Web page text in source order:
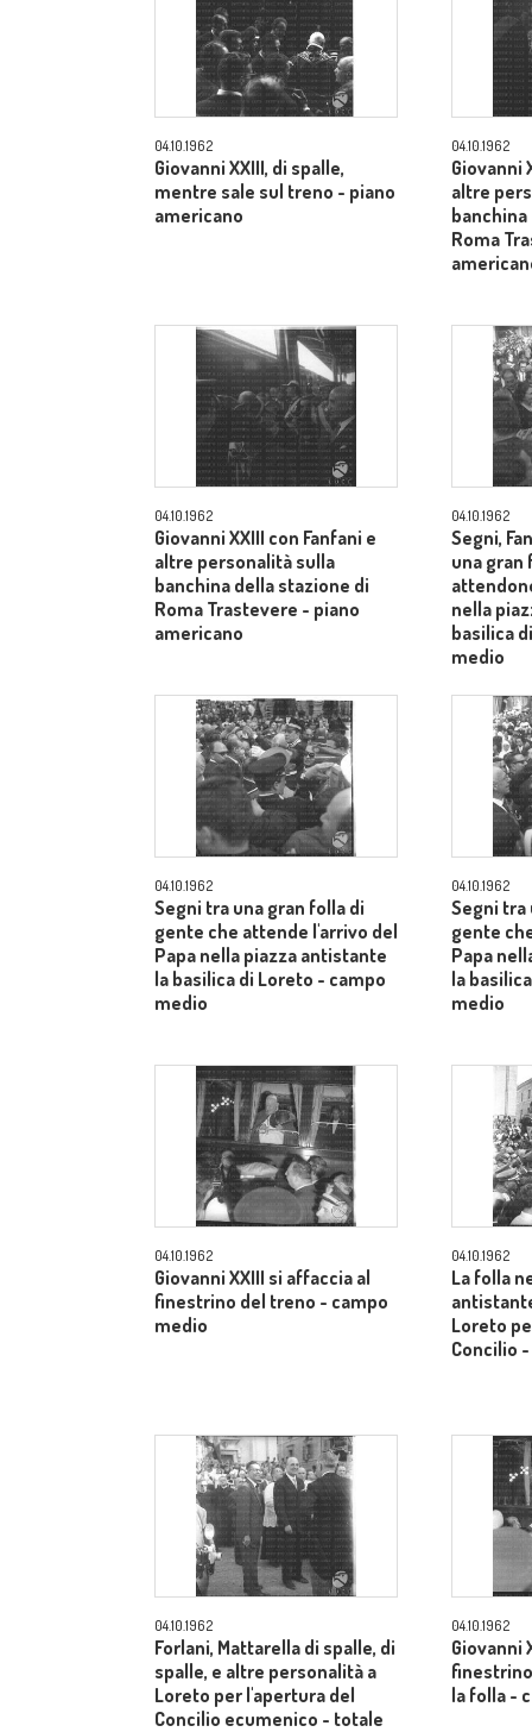
04.10.1962
Giovanni XXIII, di spalle,
mentre sale sul treno - piano
americano
04.10.1962
Giovanni
altre
Roma
04.10.1962
Giovanni XXIII con Fanfani e
altre personalità sulla
banchina della stazione di
Roma Trastevere - piano
americano
04.10.1962
Segni,
una gran
nella
basilica
medio
04.10.1962
Segni tra una gran folla di
gente che attende l'arrivo del
Papa nella piazza antistante
la basilica di Loreto - campo
medio
04.10.1962
Segni tra
gente
Papa
la
medio
04.10.1962
Giovanni XXIII si affaccia al
finestrino del treno - campo
medio
04.10.1962
La folla
Loreto
Concilio
04.10.1962
Forlani, Mattarella di spalle, di
spalle, e altre personalità a
Loreto per l'apertura del
Concilio ecumenico - totale
04.10.1962
Giovanni
la folla -